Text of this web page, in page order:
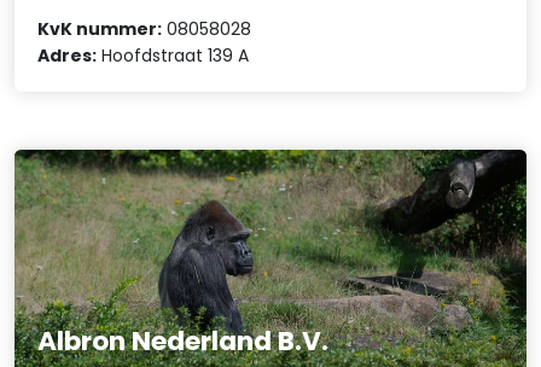
KvK nummer: 08058028
Adres: Hoofdstraat 139 A
Albron Nederland B.V.